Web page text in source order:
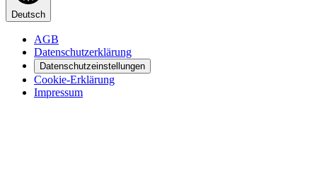
Deutsch
AGB
Datenschutzerklärung
Datenschutzeinstellungen
Cookie-Erklärung
Impressum